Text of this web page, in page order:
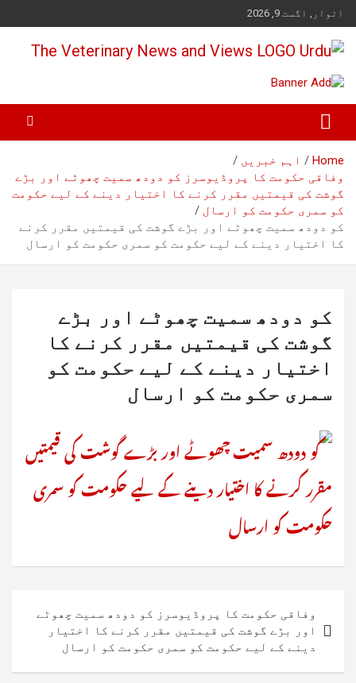
Skip
to
content
اتوار, اگست 9, 2026
The Veterinary News & Views
Home
اہم خبریں
وفاقی حکومت کا پروڈیوسرز کو دودھ سمیت چھوٹے اور بڑے
گوشت کی قیمتیں مقرر کرنے کا اختیار دینے کے لیے حکومت
کو سمری حکومت کو ارسال
کو دودھ سمیت چھوٹے اور بڑے گوشت کی قیمتیں مقرر کرنے
کا اختیار دینے کے لیے حکومت کو سمری حکومت کو ارسال
کو دودھ سمیت چھوٹے اور بڑے
گوشت کی قیمتیں مقرر کرنے کا
اختیار دینے کے لیے حکومت کو
سمری حکومت کو ارسال
کی
نیویگیشن
وفاقی حکومت کا پروڈیوسرز کو دودھ سمیت چھوٹے
اور بڑے گوشت کی قیمتیں مقرر کرنے کا اختیار
دینے کے لیے حکومت کو سمری حکومت کو ارسال